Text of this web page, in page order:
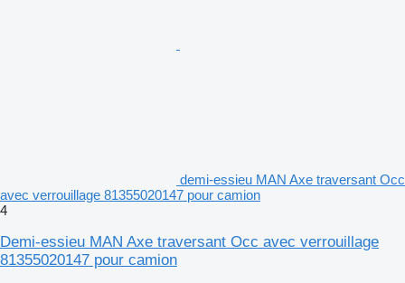
demi-essieu MAN Axe traversant Occ
avec verrouillage 81355020147 pour camion
4
Demi-essieu MAN Axe traversant Occ avec verrouillage
81355020147 pour camion